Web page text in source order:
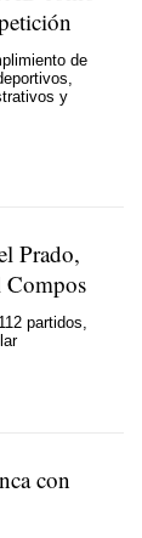
de
y
Prado,
Compos
partidos,
con